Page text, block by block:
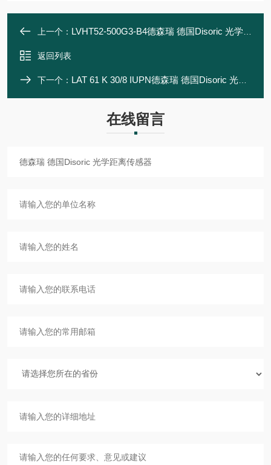
上一个： LVHT52-500G3-B4德森瑞 德国Disoric 光学距离传感器
返回列表
下一个： LAT 61 K 30/8 IUPN德森瑞 德国Disoric 光学距离传感器
在线留言